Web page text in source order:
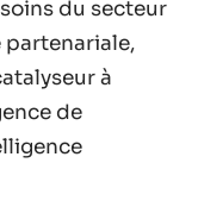
du secteur
à
de